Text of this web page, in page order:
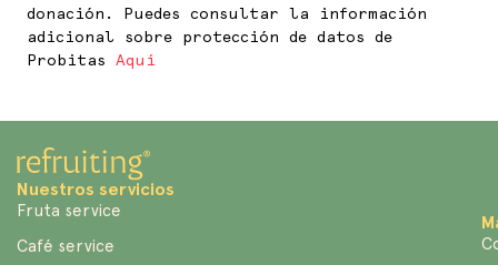
donación. Puedes consultar la información
adicional sobre protección de datos de
Probitas Aquí
Nuestros servicios
Fruta service
Café service